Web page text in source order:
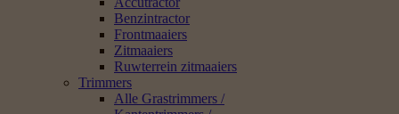
Benzintractor
Frontmaaiers
Zitmaaiers
Ruwterrein zitmaaiers
Trimmers
Alle Grastrimmers /